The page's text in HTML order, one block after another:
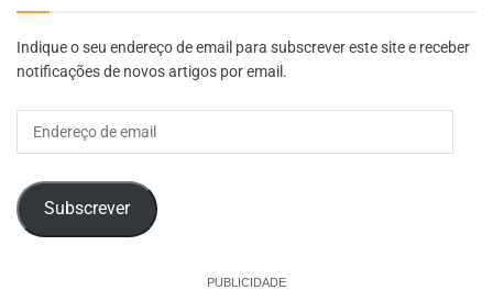
Indique o seu endereço de email para subscrever este site e receber
notificações de novos artigos por email.
Endereço
Subscrever
PUBLICIDADE